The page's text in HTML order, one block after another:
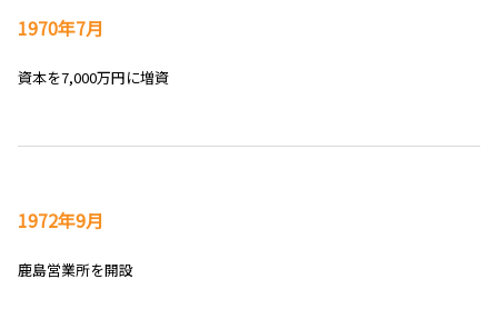
1970年7月
資本を7,000万円に増資
1972年9月
鹿島営業所を開設